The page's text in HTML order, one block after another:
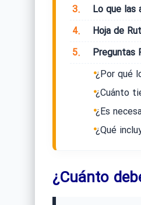
3.
Lo que las
4.
Hoja de
5.
Preguntas
¿Por qué
¿Cuánto
¿Es
¿Qué
¿Cuánto